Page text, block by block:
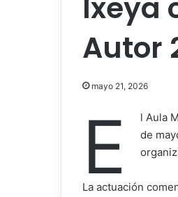
Ixeya
Autor
mayo 21, 2026
E
l Aula
de
La actuación